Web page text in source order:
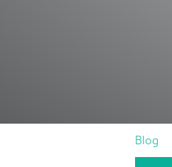
Blog